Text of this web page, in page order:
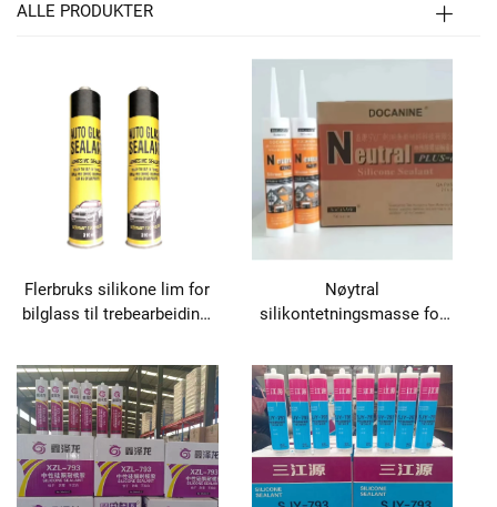
ALLE PRODUKTER
Flerbruks silikone lim for
bilglass til trebearbeiding,
transport
Nøytral
silikontetningsmasse for
tetningsapplikasjoner